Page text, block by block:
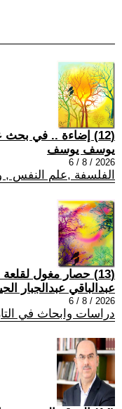
(12) إضاءة .. في بحث عقلية البنية الشخصية للفرد
يوسف يوسف
2026 / 8 / 6
الفلسفة ,علم النفس ,
(13) حصار مغول لقلعة اربيل
عبدالباقي عبدالجبار
2026 / 8 / 6
دراسات وابحاث في